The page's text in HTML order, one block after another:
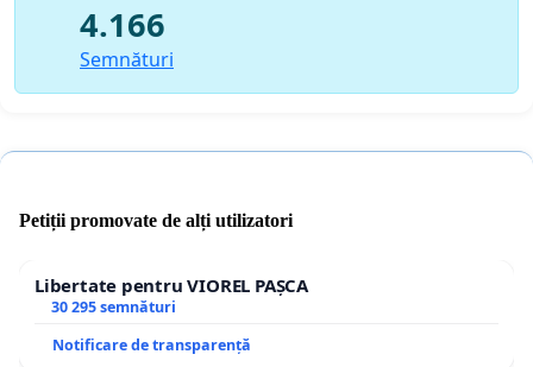
4.166
Semnături
Petiții promovate de alți utilizatori
Libertate pentru VIOREL PAȘCA
30 295 semnături
Notificare de transparență